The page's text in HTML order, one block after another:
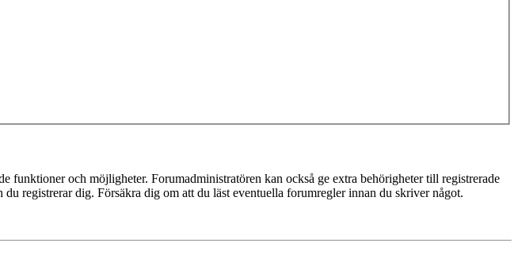
funktioner och möjligheter. Forumadministratören kan också ge extra behörigheter till registrerade
registrerar dig. Försäkra dig om att du läst eventuella forumregler innan du skriver något.